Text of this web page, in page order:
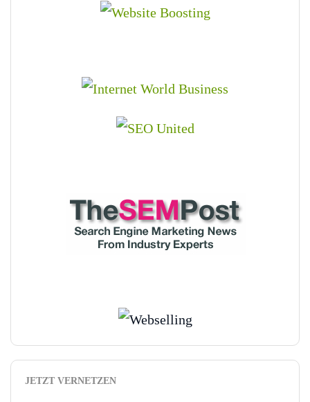
JETZT VERNETZEN